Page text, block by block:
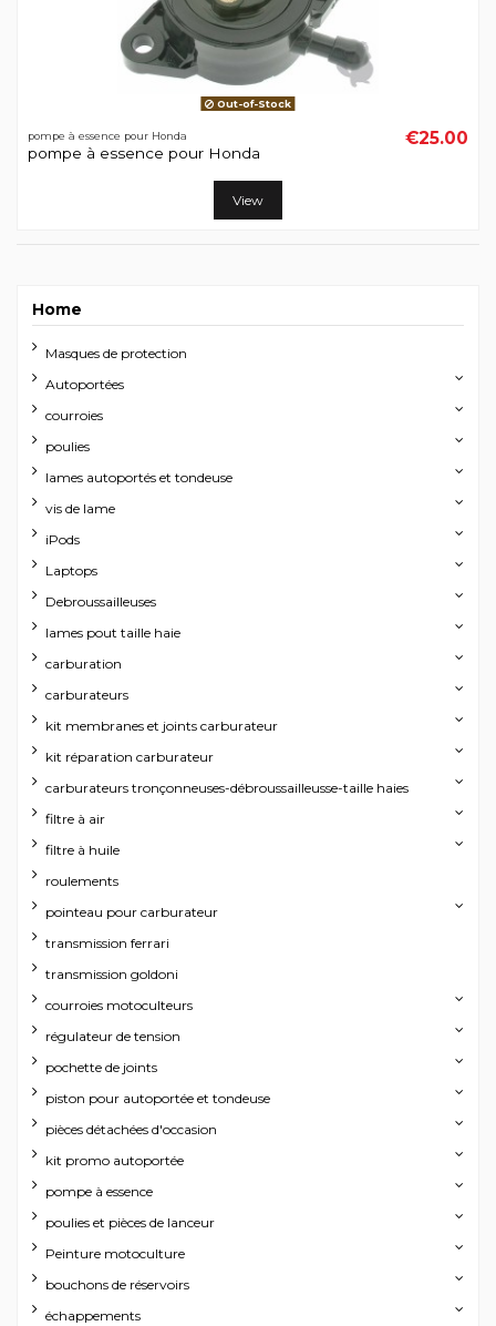
Out-of-Stock
pompe à essence pour Honda
pompe à essence pour Honda
€25.00
View
Home
Masques de protection
Autoportées
courroies
poulies
lames autoportés et tondeuse
vis de lame
iPods
Laptops
Debroussailleuses
lames pout taille haie
carburation
carburateurs
kit membranes et joints carburateur
kit réparation carburateur
carburateurs tronçonneuses-débroussailleusse-taille haies
filtre à air
filtre à huile
roulements
pointeau pour carburateur
transmission ferrari
transmission goldoni
courroies motoculteurs
régulateur de tension
pochette de joints
piston pour autoportée et tondeuse
pièces détachées d'occasion
kit promo autoportée
pompe à essence
poulies et pièces de lanceur
Peinture motoculture
bouchons de réservoirs
échappements